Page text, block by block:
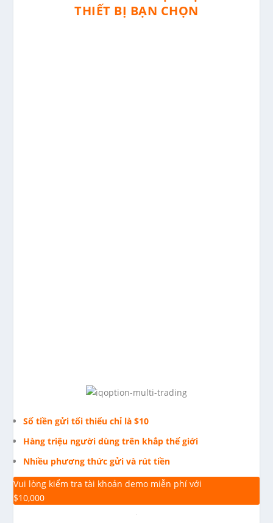
THIẾT BỊ BẠN CHỌN
Số tiền gửi tối thiểu chỉ là $10
Hàng triệu người dùng trên khắp thế giới
Nhiều phương thức gửi và rút tiền
Vui lòng kiểm tra tài khoản demo miễn phí với
$10,000